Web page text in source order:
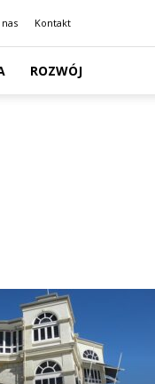
nas Kontakt
ROZWÓJ